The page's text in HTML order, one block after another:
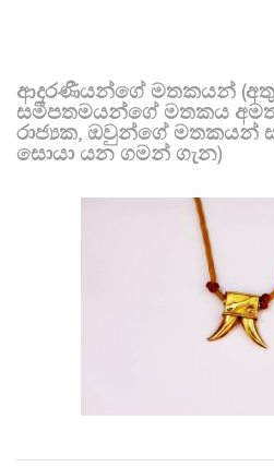
ආදරණීයන්ගේ මතකයන්
සමීපතමයන්ගේ මතකය
රාජ්‍යක, ඔවුන්ගේ මතකයන්
සොයා යන ගමන් ගැන)